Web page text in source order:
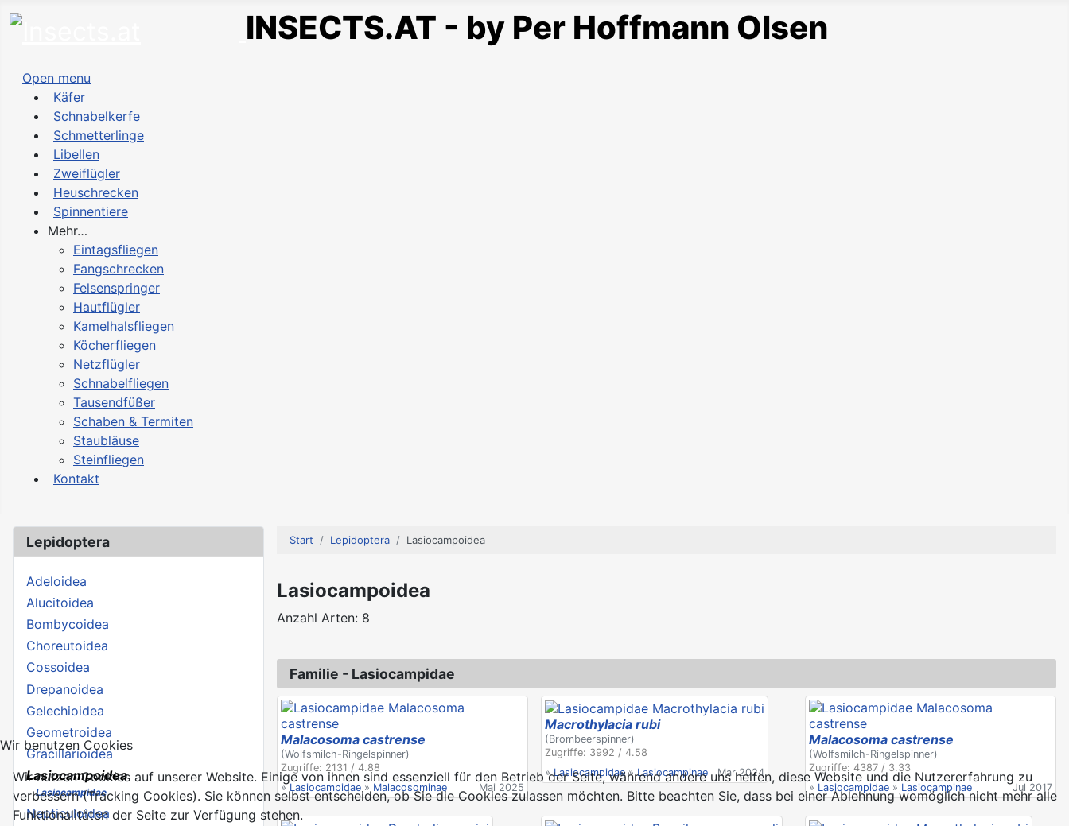
INSECTS.AT - by Per Hoffmann Olsen
Open menu
Käfer
Schnabelkerfe
Schmetterlinge
Libellen
Zweiflügler
Heuschrecken
Spinnentiere
Mehr…
Eintagsfliegen
Fangschrecken
Felsenspringer
Hautflügler
Kamelhalsfliegen
Köcherfliegen
Netzflügler
Schnabelfliegen
Tausendfüßer
Schaben & Termiten
Staubläuse
Steinfliegen
Kontakt
Lepidoptera
Adeloidea
Alucitoidea
Bombycoidea
Choreutoidea
Cossoidea
Drepanoidea
Gelechioidea
Geometroidea
Gracillarioidea
Lasiocampoidea
Lasiocampidae
Nepticuloidea
Start Lepidoptera Lasiocampoidea
Lasiocampoidea
Anzahl Arten: 8
Familie - Lasiocampidae
Malacosoma castrense
(Wolfsmilch-Ringelspinner)
Zugriffe: 2131 / 4.88
»Lasiocampidae » Malacosominae Mai 2025
Macrothylacia rubi
(Brombeerspinner)
Zugriffe: 3992 / 4.58
»Lasiocampidae»Lasiocampinae Mar 2024
Malacosoma castrense
(Wolfsmilch-Ringelspinner)
Zugriffe: 4387 / 3.33
» Lasiocampidae » Lasiocampinae Jul 2017
Wir benutzen Cookies
Wir nutzen Cookies auf unserer Website. Einige von ihnen sind essenziell für den Betrieb der Seite, während andere uns helfen, diese Website und die Nutzererfahrung zu
verbessern (Tracking Cookies). Sie können selbst entscheiden, ob Sie die Cookies zulassen möchten. Bitte beachten Sie, dass bei einer Ablehnung womöglich nicht mehr alle
Funktionalitäten der Seite zur Verfügung stehen.